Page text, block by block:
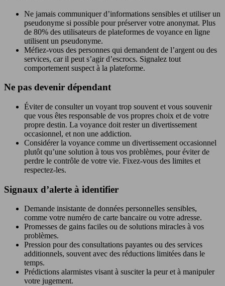
Ne jamais communiquer d’informations sensibles et utiliser un
pseudonyme si possible pour préserver votre anonymat. Plus
de 80% des utilisateurs de plateformes de voyance en ligne
utilisent un pseudonyme.
Méfiez-vous des personnes qui demandent de l’argent ou des
services, car il peut s’agir d’escrocs. Signalez tout
comportement suspect à la plateforme.
Ne pas devenir dépendant
Éviter de consulter un voyant trop souvent et vous souvenir
que vous êtes responsable de vos propres choix et de votre
propre destin. La voyance doit rester un divertissement
occasionnel, et non une addiction.
Considérer la voyance comme un divertissement occasionnel
plutôt qu’une solution à tous vos problèmes, pour éviter de
perdre le contrôle de votre vie. Fixez-vous des limites et
respectez-les.
Signaux d’alerte à identifier
Demande insistante de données personnelles sensibles,
comme votre numéro de carte bancaire ou votre adresse.
Promesses de gains faciles ou de solutions miracles à vos
problèmes.
Pression pour des consultations payantes ou des services
additionnels, souvent avec des réductions limitées dans le
temps.
Prédictions alarmistes visant à susciter la peur et à manipuler
votre jugement.